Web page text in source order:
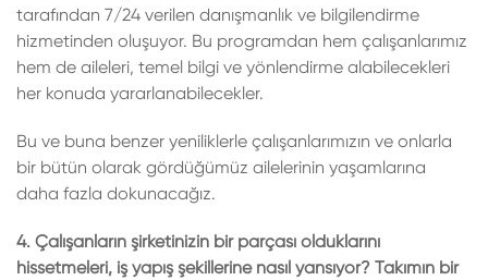
tarafından 7/24 verilen danışmanlık ve bilgilendirme
hizmetinden oluşuyor. Bu programdan hem çalışanlarımız
hem de aileleri, temel bilgi ve yönlendirme alabilecekleri
her konuda yararlanabilecekler.
Bu ve buna benzer yeniliklerle çalışanlarımızın ve onlarla
bir bütün olarak gördüğümüz ailelerinin yaşamlarına
daha fazla dokunacağız.
4. Çalışanların şirketinizin bir parçası olduklarını
hissetmeleri, iş yapış şekillerine nasıl yansıyor? Takımın bir